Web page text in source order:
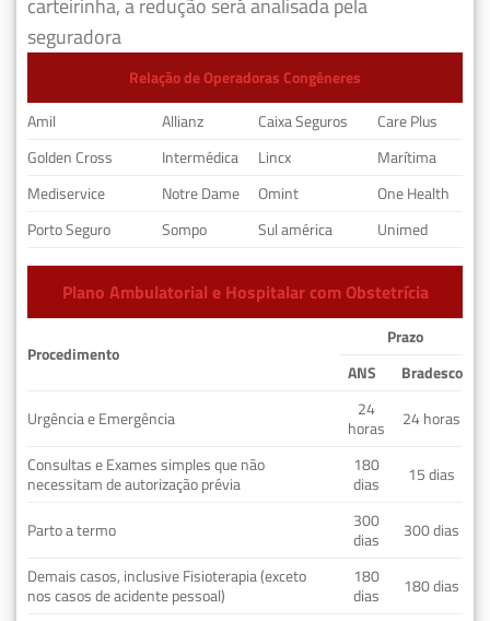
seguradora
Relação de Operadoras Congêneres
Amil
Allianz Caixa Seguros
Care Plus
Golden Cross
Intermédica Lincx
Marítima
Mediservice
Notre Dame Omint
One Health
Porto Seguro
Sompo Sul américa Unimed
Plano Ambulatorial e Hospitalar com Obstetrícia
Procedimento
Prazo
ANS
Bradesco
Urgência e Emergência
24
horas
24 horas
Consultas e Exames simples que não
necessitam de autorização prévia
180
dias
15 dias
Parto a termo
300
dias
300 dias
Demais casos, inclusive Fisioterapia (exceto
nos casos de acidente pessoal)
180
dias
180 dias